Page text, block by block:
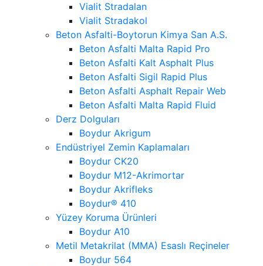
Vialit Stradalan
Vialit Stradakol
Beton Asfalti-Boytorun Kimya San A.S.
Beton Asfalti Malta Rapid Pro
Beton Asfalti Kalt Asphalt Plus
Beton Asfalti Sigil Rapid Plus
Beton Asfalti Asphalt Repair Web
Beton Asfalti Malta Rapid Fluid
Derz Dolguları
Boydur Akrigum
Endüstriyel Zemin Kaplamaları
Boydur CK20
Boydur M12-Akrimortar
Boydur Akrifleks
Boydur® 410
Yüzey Koruma Ürünleri
Boydur A10
Metil Metakrilat (MMA) Esaslı Reçineler
Boydur 564